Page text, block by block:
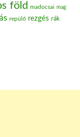
föld madocsai mag
repülő rezgés rák